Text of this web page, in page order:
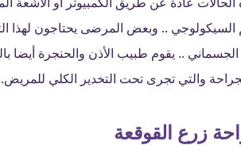
السيكولوجي .. وبعض المرضى يحتاجون
الجسماني .. يقوم طبيب الأذن والحنجرة
والتي تجرى تحت التخدير الكلي للمريض.
زرع القوقعة